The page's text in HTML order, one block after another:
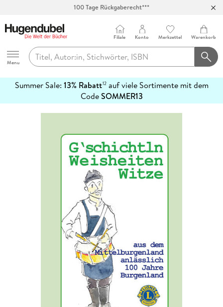
100 Tage Rückgaberecht***
Hugendubel
Menu
Filiale Konto Merkzettel Warenkorb
Summer Sale: 13% Rabatt12auf viele Sortimente mit dem
CodeSOMMER13
erfahren